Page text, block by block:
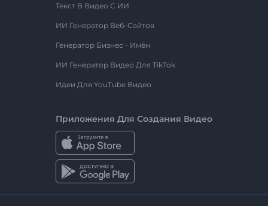
Текст В Видео С ИИ
ИИ Генератор Веб-Сайтов
Генератор Бизнес - Имён
ИИ Генератор Видео Для TikTok
Идеи Для YouTube Видео
Приложения Для Создания Видео